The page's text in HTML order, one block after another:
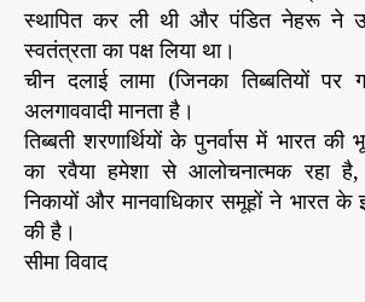
स्थापित कर ली थी और पंडित नेहरू ने
स्वतंत्रता का पक्ष लिया था।
चीन दलाई लामा (जिनका तिब्बतियों पर
अलगाववादी मानता है।
तिब्बती शरणार्थियों के पुनर्वास में भारत
का रवैया हमेशा से आलोचनात्मक रहा है,
निकायों और मानवाधिकार समूहों ने भारत
की है।
सीमा विवाद